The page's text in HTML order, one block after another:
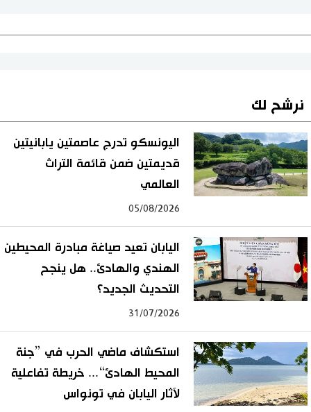
نرشح لك
اليونسكو تدرج عاصمتين يابانيتين
قديمتين ضمن قائمة التراث
العالمي
05/08/2026
اليابان تعيد صياغة مبادرة المحيطين
الهندي والهادئ.. هل ينجح
التحديث الجديد؟
31/07/2026
استكشاف ماضي الحرب في ”جنة
المحيط الهادئ“... خريطة تفاعلية
لآثار اليابان في تونواس